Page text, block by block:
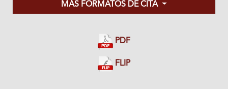
MÁS FORMATOS DE CITA
PDF
FLIP